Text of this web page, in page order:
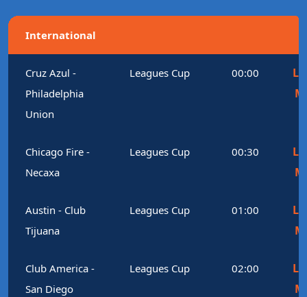
International
Cruz Azul -
Philadelphia
Union
Leagues Cup 00:00
Chicago Fire -
Necaxa
Leagues Cup 00:30
Austin - Club
Tijuana
Leagues Cup 01:00
Club America -
San Diego
Leagues Cup 02:00